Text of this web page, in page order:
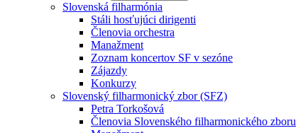
Slovenská filharmónia
Stáli hosťujúci dirigenti
Členovia orchestra
Manažment
Zoznam koncertov SF v sezóne
Zájazdy
Konkurzy
Slovenský filharmonický zbor (SFZ)
Petra Torkošová
Členovia Slovenského filharmonického zboru